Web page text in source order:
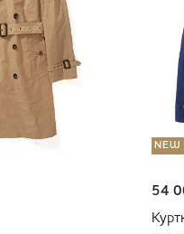
NEW
54